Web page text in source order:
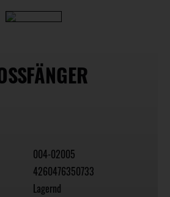
H
004-02005
4260476350733
Lagernd